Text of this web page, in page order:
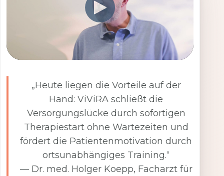
„Heute liegen die Vorteile auf der
Hand: ViViRA schließt die
Versorgungslücke durch sofortigen
Therapiestart ohne Wartezeiten und
fördert die Patientenmotivation durch
ortsunabhängiges Training.“
— Dr. med. Holger Koepp, Facharzt für